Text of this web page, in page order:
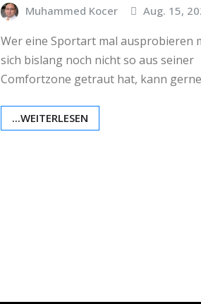
Muhammed Kocer Aug. 15,
Wer eine Sportart mal ausprobieren
sich bislang noch nicht so aus seiner
Comfortzone getraut hat, kann
...WEITERLESEN